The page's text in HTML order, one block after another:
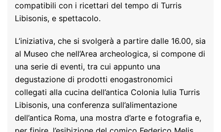
compatibili con i ricettari del tempo di Turris
Libisonis, e spettacolo.
L’iniziativa, che si svolgerà a partire dalle 16.00, sia
al Museo che nell’Area archeologica, si compone di
una serie di eventi, tra cui appunto una
degustazione di prodotti enogastronomici
collegati alla cucina dell’antica Colonia Iulia Turris
Libisonis, una conferenza sull’alimentazione
dell’antica Roma, una mostra d’arte e fotografia e,